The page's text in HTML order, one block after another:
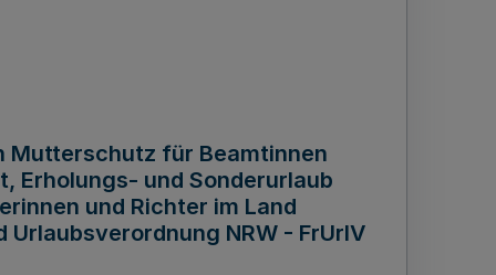
Mutterschutz für Beamtinnen
Erholungs- und Sonderurlaub
und Richter im Land
NRW - FrUrlV